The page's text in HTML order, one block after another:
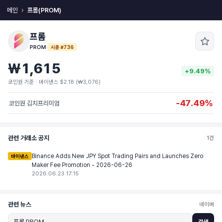
메인 프롬(PROM)
프롬
PROM· 시총 #736
₩1,615 +9.49%
코인원 기준 · 바이낸스 $2.18 (₩3,076)
코인원 김치프리미엄 -47.49%
관련 거래소 공지 1건
바이낸스
Binance Adds New JPY Spot Trading Pairs and Launches Zero
Maker Fee Promotion - 2026-06-26
2026.06.23 17:15
관련 뉴스 네이버